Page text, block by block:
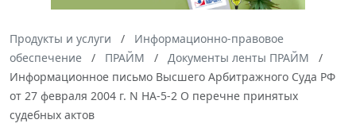
Продукты и услуги
Информационно-правовое
обеспечение
ПРАЙМ
Документы ленты ПРАЙМ
Информационное письмо Высшего Арбитражного Суда РФ
от 27 февраля 2004 г. N НА-5-2 О перечне принятых
судебных актов